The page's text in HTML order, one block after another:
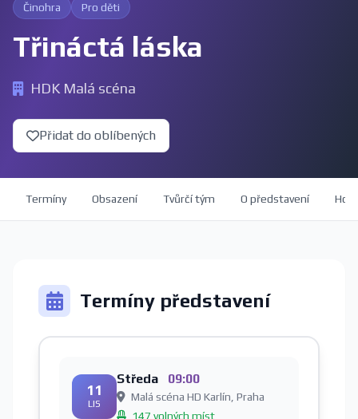
Činohra Pro děti
Třináctá láska
HDK Malá scéna
Přidat do oblíbených
Termíny Obsazení Tvůrčí tým O představení
Termíny představení
11
LIS
Středa 09:00
Malá scéna HD Karlín, Praha
147 volných míst